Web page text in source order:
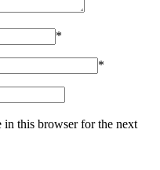
*
*
in this browser for the next